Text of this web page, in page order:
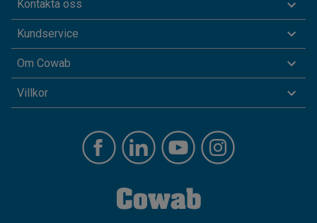
Kontakta oss
Kundservice
Om Cowab
Villkor